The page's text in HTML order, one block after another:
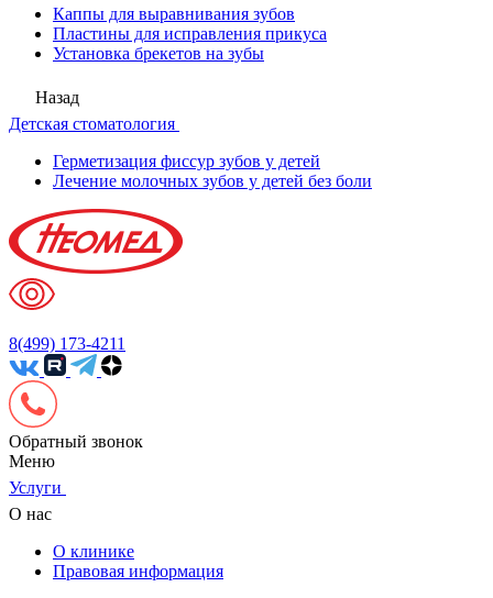
Каппы для выравнивания зубов
Пластины для исправления прикуса
Установка брекетов на зубы
Назад
Детская стоматология
Герметизация фиссур зубов у детей
Лечение молочных зубов у детей без боли
8(499) 173-4211
Обратный звонок
Меню
Услуги
О нас
О клинике
Правовая информация